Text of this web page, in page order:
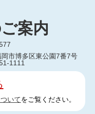
案内
市博多区東公園7番7号
1111
いてをご覧ください。